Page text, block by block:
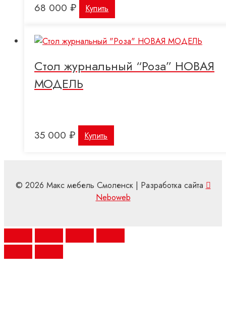
68 000 ₽ Купить
Стол журнальный “Роза” НОВАЯ
МОДЕЛЬ
35 000 ₽ Купить
© 2026 Макс мебель Смоленск | Разработка сайта
Neboweb
Scroll
Up